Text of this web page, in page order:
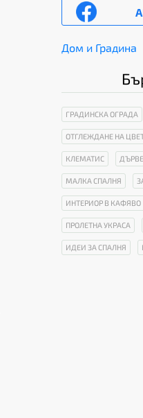
Дом и Градина
ГРАДИНСКА ОГРАДА
ОТГЛЕЖДАНЕ НА
КЛЕМАТИС
МАЛКА СПАЛНЯ
ИНТЕРИОР В КАФЯВО
ПРОЛЕТНА УКРАСА
ИДЕИ ЗА СПАЛНЯ